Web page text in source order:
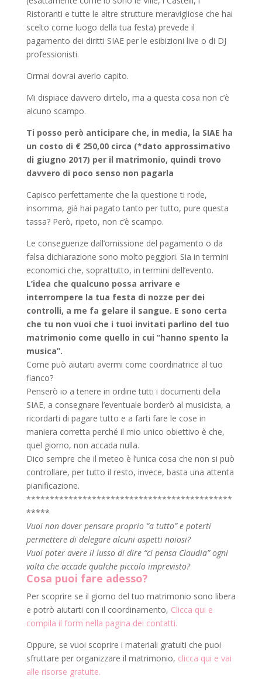
Ristoranti e tutte le altre strutture meravigliose che hai
scelto come luogo della tua festa) prevede il
pagamento dei diritti SIAE per le esibizioni live o di DJ
professionisti.
Ormai dovrai averlo capito.
Mi dispiace davvero dirtelo, ma a questa cosa non c’è
alcuno scampo.
Ti posso però anticipare che, in media, la SIAE ha
un costo di € 250,00 circa (*dato approssimativo
di giugno 2017) per il matrimonio, quindi trovo
davvero di poco senso non pagarla
Capisco perfettamente che la questione ti rode,
insomma, già hai pagato tanto per tutto, pure questa
tassa? Però, ripeto, non c’è scampo.
Le conseguenze dall’omissione del pagamento o da
falsa dichiarazione sono molto peggiori. Sia in termini
economici che, soprattutto, in termini dell’evento.
L’idea che qualcuno possa arrivare e
interrompere la tua festa di nozze per dei
controlli, a me fa gelare il sangue. E sono certa
che tu non vuoi che i tuoi invitati parlino del tuo
matrimonio come quello in cui “hanno spento la
musica”.
Come può aiutarti avermi come coordinatrice al tuo
fianco?
Penserò io a tenere in ordine tutti i documenti della
SIAE, a consegnare l’eventuale borderò al musicista, a
ricordarti di pagare tutto e a farti fare le cose in
maniera corretta perché il mio unico obiettivo è che,
quel giorno, non accada nulla.
Dico sempre che il meteo è l’unica cosa che non si può
controllare, per tutto il resto, invece, basta una attenta
pianificazione.
********************************************
*****
Vuoi non dover pensare proprio “a tutto” e poterti
permettere di delegare alcuni aspetti noiosi?
Vuoi poter avere il lusso di dire “ci pensa Claudia” ogni
volta che accade qualche piccolo imprevisto?
Cosa puoi fare adesso?
Per scoprire se il giorno del tuo matrimonio sono libera
e potrò aiutarti con il coordinamento, Clicca qui e
compila il form nella pagina dei contatti.
Oppure, se vuoi scoprire i materiali gratuiti che puoi
sfruttare per organizzare il matrimonio, clicca qui e vai
alle risorse gratuite.